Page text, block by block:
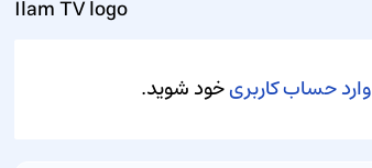
Ilam TV logo
وارد حساب کاربریخود شوید.